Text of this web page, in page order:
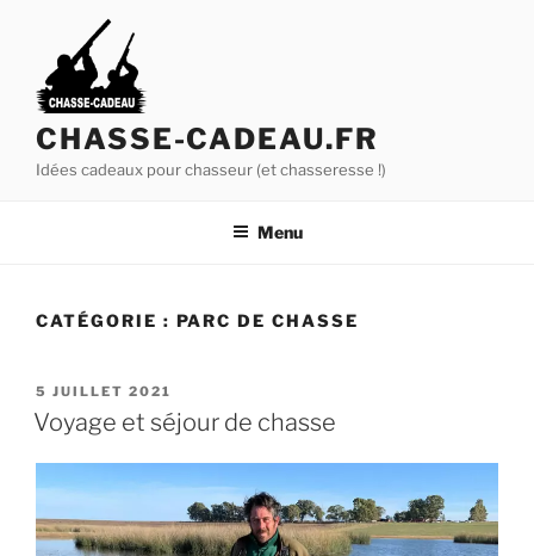
CHASSE-CADEAU.FR
Idées cadeaux pour chasseur (et chasseresse !)
Menu
CATÉGORIE : PARC DE CHASSE
P
U
B
L
E
5 JUILLET 2021
Voyage et séjour de chasse